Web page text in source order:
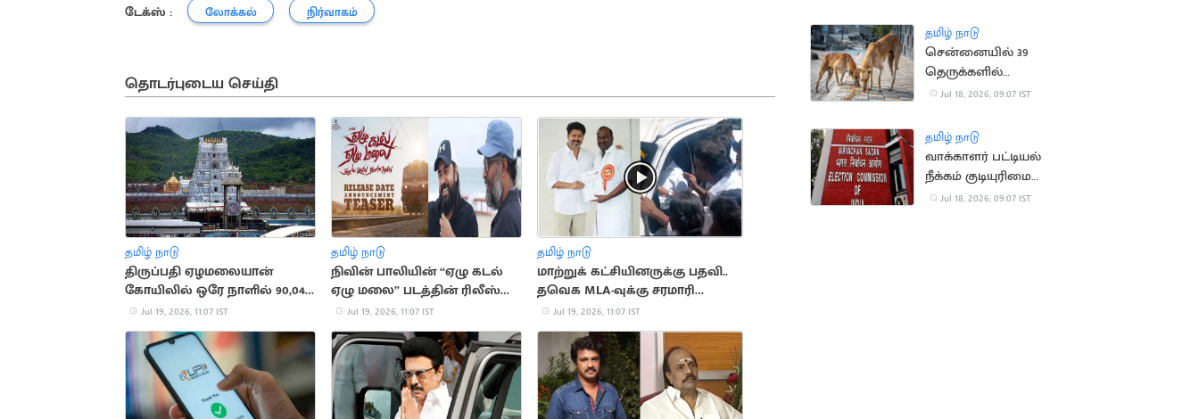
டேக்ஸ் : லோக்கல் நிர்வாகம்
தொடர்புடைய செய்தி
தமிழ் நாடு
திருப்பதி ஏழமலையான்
கோயிலில் ஒரே நாளில் 90,045
பக்தர்கள் சாமி தரிசனம்
Jul 19, 2026, 11:07 IST
தமிழ் நாடு
நிவின் பாலியின் “ஏழு கடல்
ஏழு மலை” படத்தின் ரிலீஸ்
அப்டேட்
Jul 19, 2026, 11:07 IST
தமிழ் நாடு
மாற்றுக் கட்சியினருக்கு பதவி..
தவெக MLA-வுக்கு சரமாரி
கேள்வி
Jul 19, 2026, 11:07 IST
தமிழ் நாடு
சென்னையில் 39
தெருக்களில்
தெருநாய்களுக்கு
Jul 18, 2026, 09:07 IST
தமிழ் நாடு
வாக்காளர் பட்டியல்
நீக்கம் குடியுரிமை
இழப்பாகாது: உச்ச
Jul 18, 2026, 09:07 IST